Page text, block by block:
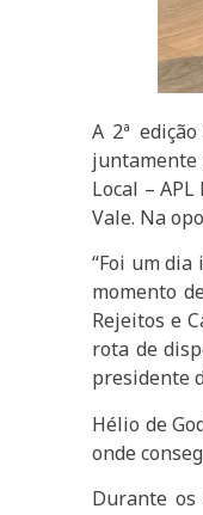
A 2ª
juntamente
Local –
Vale. Na
“Foi um dia
momento
Rejeitos e
rota de
presidente
Hélio de
onde
Durante